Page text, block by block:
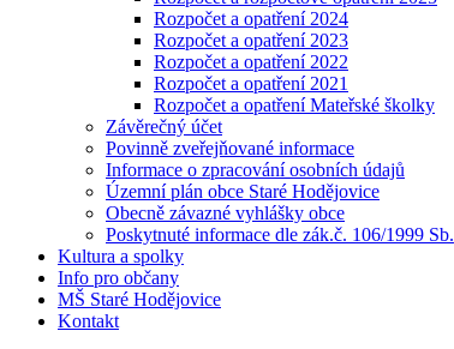
Rozpočet a opatření 2024
Rozpočet a opatření 2023
Rozpočet a opatření 2022
Rozpočet a opatření 2021
Rozpočet a opatření Mateřské školky
Závěrečný účet
Povinně zveřejňované informace
Informace o zpracování osobních údajů
Územní plán obce Staré Hodějovice
Obecně závazné vyhlášky obce
Poskytnuté informace dle zák.č. 106/1999 Sb.
Kultura a spolky
Info pro občany
MŠ Staré Hodějovice
Kontakt